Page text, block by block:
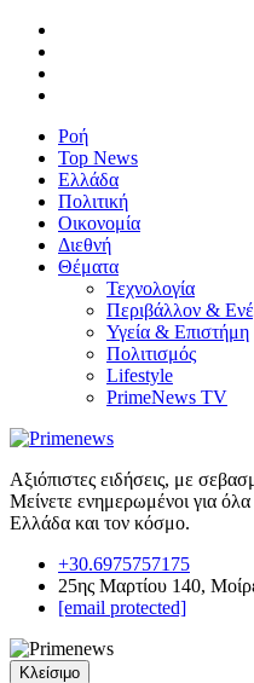
Ροή
Top News
Ελλάδα
Πολιτική
Οικονομία
Διεθνή
Θέματα
Τεχνολογία
Περιβάλλον &
Υγεία & Επιστήμη
Πολιτισμός
Lifestyle
PrimeNews TV
Αξιόπιστες ειδήσεις, με
Μείνετε ενημερωμένοι για
Ελλάδα και τον κόσμο.
+30.6975757175
25ης Μαρτίου 140,
[email protected]
Κλείσιμο